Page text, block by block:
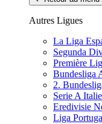
Autres Ligues
La Liga
Segunda
Première
Bundesliga
2.
Serie A
Eredivisie
Liga